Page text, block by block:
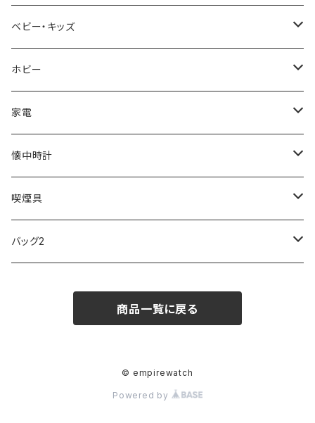
AVALANCHE
ORIENT
ZEPPELIN
SKAGEN
FOOTBALL WATCHES
ARCA FUTURA
ALV
Merge
ETTINGER
COACH
BVLGARI
VANQUISH
BOTTEGA VENETA
EMPORIO ARMANI
CALVIN KLEIN
DANIEL WELLINGTON
SWAROVSKI
VIVIENNE WESTWOOD
OROBIANCO
Ellese
COLEMAN
MONTBLANC
Fashion Accessory Cllection
ISLAND
BLAZER CLUB
ANDY HAWARD
G GUSTO
GULLWING
LESPORTSAC
PRADA
BRAUN
RHYTHM
BLOSSOM
MONDAINE
MAWA
その他
VALENTINO VISCANI
WATERMAN
PARKER
PELIKAN
CROSS
MONTBLANC
SWAROVSKI
Trangia
Barebones
FEUERHAND
CASIO
ベビー・キッズ
ふわりぃ
ERGO BABY
ホビー
その他
AMOS
OMMIX
COACH
家電
CREATE
TORAY
OMRON
SPICE OF LIFE
懐中時計
MONDAINE
喫煙具
ZIPPO
TSUBOTA PEARL
バッグ2
商品一覧に戻る
© empirewatch
Powered by